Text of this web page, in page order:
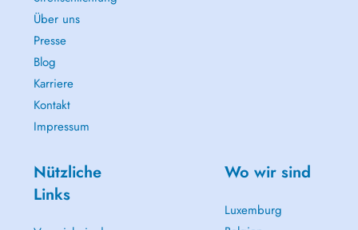
Über uns
Presse
Blog
Karriere
Kontakt
Impressum
Nützliche
Links
Wo wir sind
Luxemburg